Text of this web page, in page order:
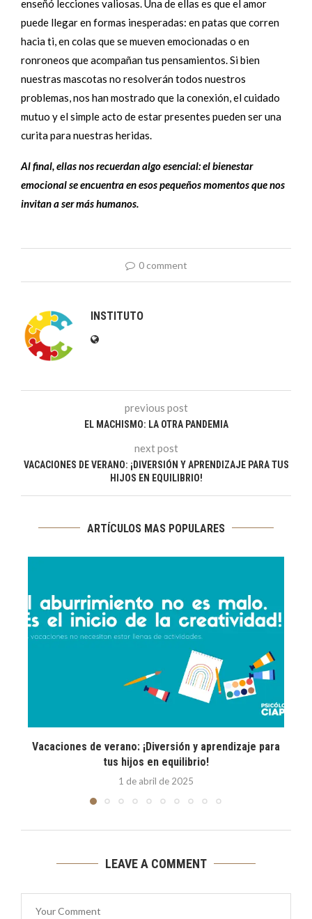
enseñó lecciones valiosas. Una de ellas es que el amor
puede llegar en formas inesperadas: en patas que corren
hacia ti, en colas que se mueven emocionadas o en
ronroneos que acompañan tus pensamientos. Si bien
nuestras mascotas no resolverán todos nuestros
problemas, nos han mostrado que la conexión, el cuidado
mutuo y el simple acto de estar presentes pueden ser una
curita para nuestras heridas.
Al final, ellas nos recuerdan algo esencial: el bienestar
emocional se encuentra en esos pequeños momentos que nos
invitan a ser más humanos.
0 comment
INSTITUTO
previous post
EL MACHISMO: LA OTRA PANDEMIA
next post
VACACIONES DE VERANO: ¡DIVERSIÓN Y APRENDIZAJE PARA TUS
HIJOS EN EQUILIBRIO!
ARTÍCULOS MAS POPULARES
Vacaciones de verano: ¡Diversión y aprendizaje para
tus hijos en equilibrio!
1 de abril de 2025
LEAVE A COMMENT